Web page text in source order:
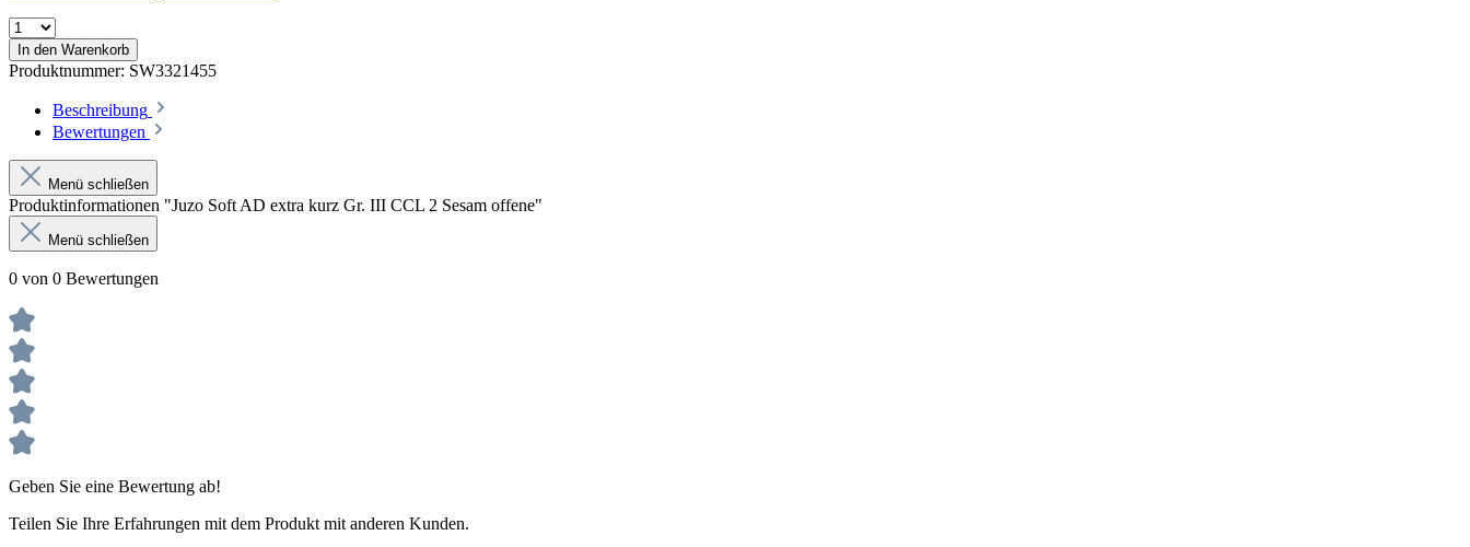
In den Warenkorb
Produktnummer: SW3321455
Beschreibung
Bewertungen
Menü schließen
Produktinformationen "Juzo Soft AD extra kurz Gr. III CCL 2 Sesam offene"
Menü schließen
0 von 0 Bewertungen
Geben Sie eine Bewertung ab!
Teilen Sie Ihre Erfahrungen mit dem Produkt mit anderen Kunden.